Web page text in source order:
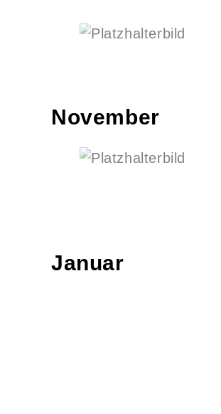
November
Januar